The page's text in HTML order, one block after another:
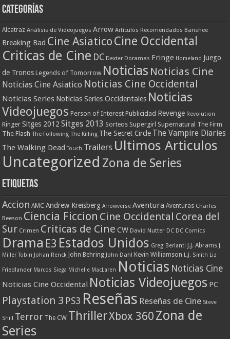
Categorías
Alcatraz Análisis de Videojuegos Arrow Artículos Recomendados Banshee
Breaking Bad Cine AsiaticoCine Occidental
Criticas de Cine DC Dexter Doramas Fringe Homeland Juego
de Tronos Legends of Tomorrow Noticias Noticias Cine
Noticias Cine Asiatico Noticias Cine Occidental
Noticias Series Noticias Series Occidentales Noticias
Videojuegos Person of Interest Publicidad Revenge Revolution
Ringer Sitges 2012 Sitges 2013 Sorteos Supergirl Supernatural The Firm
The Flash The Following The Killing The Secret Circle The Vampire Diaries
The Walking Dead Touch Trailers Ultimos Articulos
Uncategorized Zona de Series
Etiquetas
Accion AMC Andrew Kreisberg Arrowverse Aventura Aventuras Charles
Beeson Ciencia Ficcion Cine Occidental Corea del
Sur Crimen Criticas de Cine CW David Nutter DC DC Comics
Drama E3 Estados Unidos Greg Berlanti J.J. Abrams J.
Miller Tobin Johan Renck John Behring John Dahl Kevin Williamson L.J. Smith Liz
Friedlander Marcos Siega Michelle MacLaren Noticias Noticias Cine
Noticias Cine Occidental Noticias Videojuegos PC
Playstation 3 PS3 Reseñas Reseñas de Cine Steve
Shill Terror The CW ThrillerXbox 360 Zona de
Series